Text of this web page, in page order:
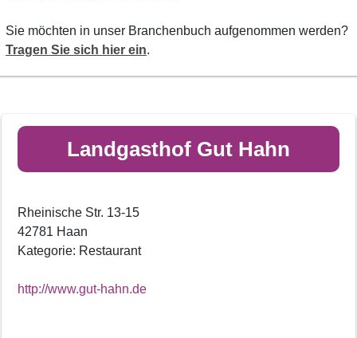
Sie möchten in unser Branchenbuch aufgenommen werden?
Tragen Sie sich hier ein.
Landgasthof Gut Hahn
Rheinische Str. 13-15
42781 Haan
Kategorie: Restaurant
http://www.gut-hahn.de